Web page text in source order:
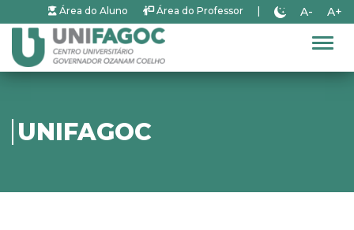
Área do Aluno Área do Professor A- A+
UNIFAGOC